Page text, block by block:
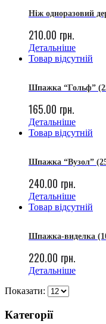
Ніж одноразовий
210.00 грн.
Детальніше
Товар відсутній
Шпажка “Гольф”
165.00 грн.
Детальніше
Товар відсутній
Шпажка “Вузол”
240.00 грн.
Детальніше
Товар відсутній
Шпажка-виделка
220.00 грн.
Детальніше
Показати:
Категорії